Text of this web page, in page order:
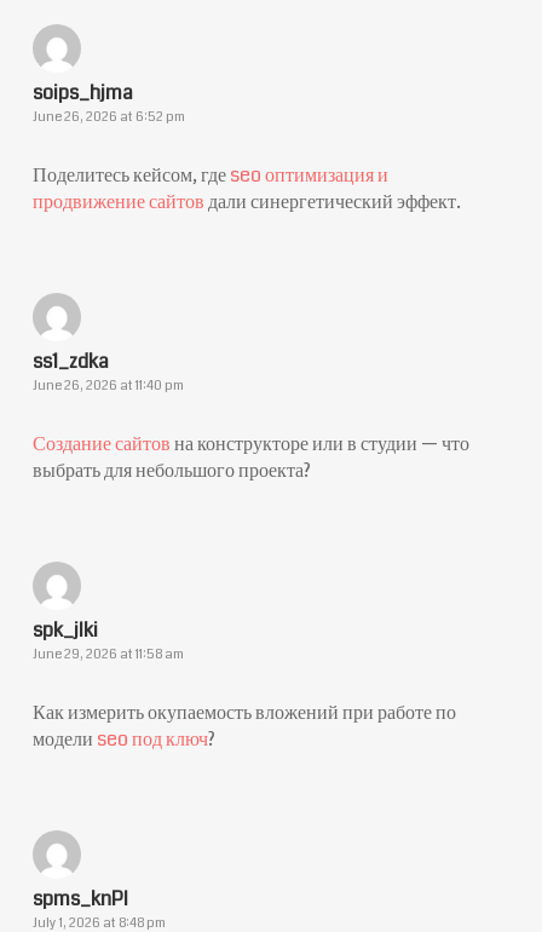
soips_hjma
June 26, 2026 at 6:52 pm
Поделитесь кейсом, гдеseo оптимизация и
продвижение сайтовдали синергетический эффект.
ss1_zdka
June 26, 2026 at 11:40 pm
Создание сайтовна конструкторе или в студии — что
выбрать для небольшого проекта?
spk_jlki
June 29, 2026 at 11:58 am
Как измерить окупаемость вложений при работе по
модели seo под ключ?
spms_knPl
July 1, 2026 at 8:48 pm